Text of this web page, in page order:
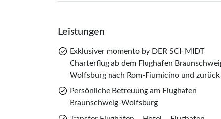
Leistungen
Exklusiver momento by DER SCHMIDT
Charterflug ab dem Flughafen
Wolfsburg nach Rom-Fiumicino und zurück
Persönliche Betreuung am Flughafen
Braunschweig-Wolfsburg